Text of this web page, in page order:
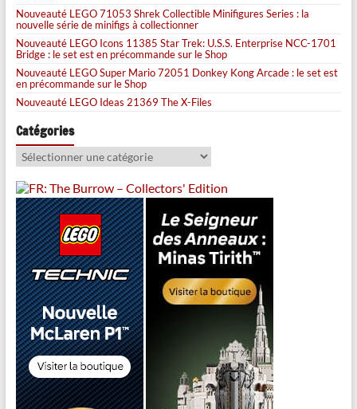
Nouveauté LEGO 71053 Shrek Collectible Minifigures Series : la
nouvelle série de minifigs à collectionner
Nouveauté LEGO Icons 11385 Star Trek: U.S.S. Enterprise NCC-1701
Bridge : le set est en précommande sur le Shop
Nouveauté LEGO Super Mario 72051 Donkey Kong Arcade : le set est
en précommande sur le Shop
Nouveauté LEGO Ideas 21369 The X-Files
Catégories
Catégories